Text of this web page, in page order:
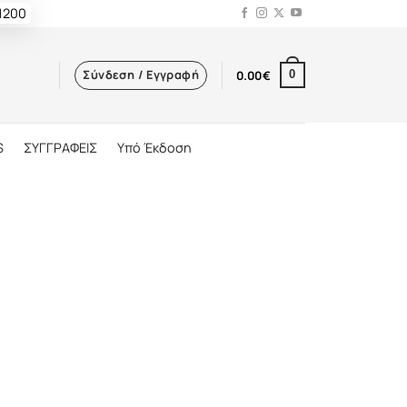
Σύνδεση / Εγγραφή 0.00€ 0
ΣΥΓΓΡΑΦΕΙΣ Υπό Έκδοση